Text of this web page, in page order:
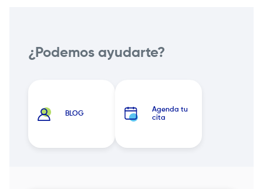
¿Podemos ayudarte?
BLOG
Agenda tu
cita